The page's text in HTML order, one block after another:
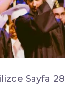
İngilizceSayfa